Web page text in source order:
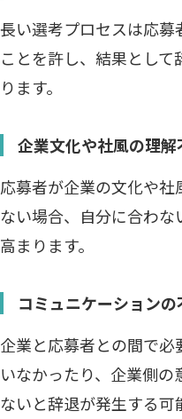
長い選考プロセスは応募
ことを許し、結果とし
ります。
企業文化や社風の理解
応募者が企業の文化や
ない場合、自分に合わ
高まります。
コミュニケーションの
企業と応募者との間で
いなかったり、企業側
ないと辞退が発生する可